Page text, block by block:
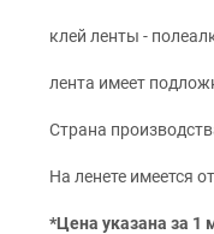
клей ленты -
лента имеет
Страна
На ленете имеется
*Цена указана за